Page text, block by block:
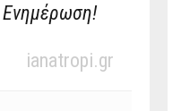
ianatropi.gr